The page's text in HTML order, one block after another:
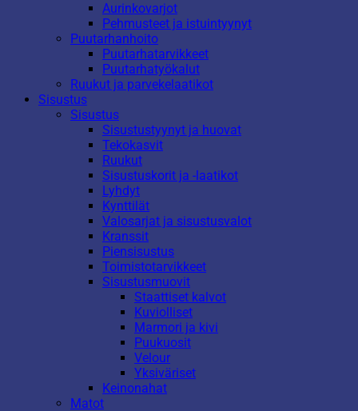
Aurinkovarjot
Pehmusteet ja istuintyynyt
Puutarhanhoito
Puutarhatarvikkeet
Puutarhatyökalut
Ruukut ja parvekelaatikot
Sisustus
Sisustus
Sisustustyynyt ja huovat
Tekokasvit
Ruukut
Sisustuskorit ja -laatikot
Lyhdyt
Kynttilät
Valosarjat ja sisustusvalot
Kranssit
Piensisustus
Toimistotarvikkeet
Sisustusmuovit
Staattiset kalvot
Kuviolliset
Marmori ja kivi
Puukuosit
Velour
Yksiväriset
Keinonahat
Matot